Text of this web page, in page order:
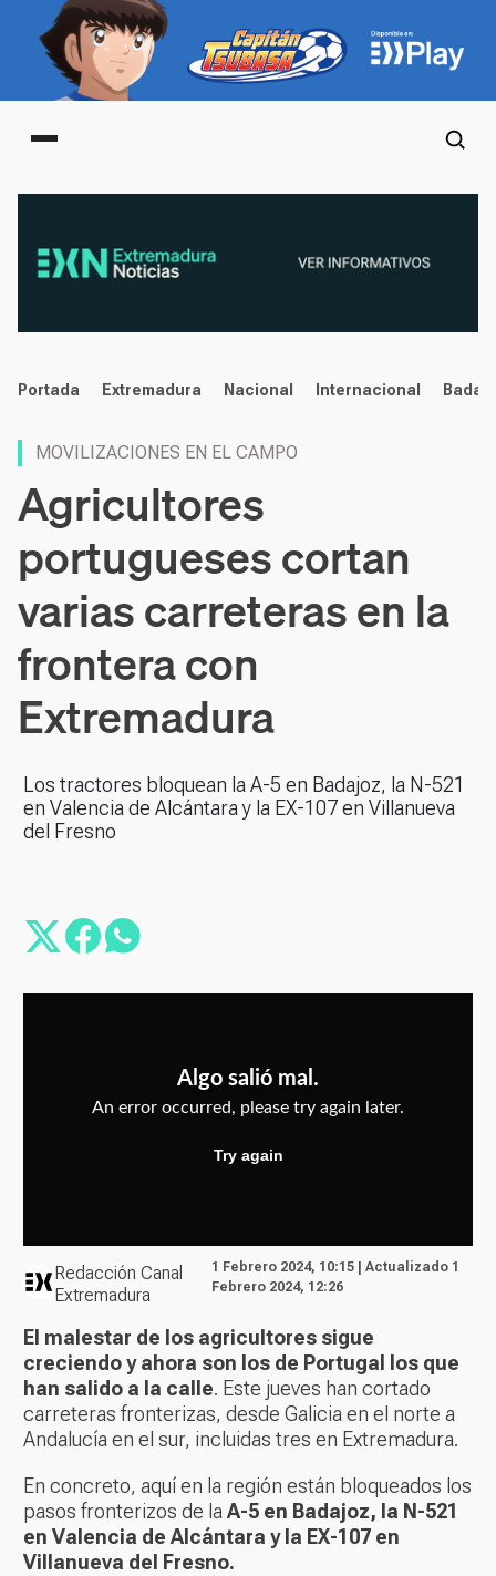
Main menu
noticias
Portada Extremadura Nacional Internacional
MOVILIZACIONES EN EL CAMPO
Agricultores
portugueses cortan
varias carreteras en la
frontera con
Extremadura
Los tractores bloquean la A-5 en Badajoz, la N-521
en Valencia de Alcántara y la EX-107 en Villanueva
del Fresno
Redacción Canal
Extremadura
1 Febrero 2024, 10:15 | Actualizado 1
Febrero 2024, 12:26
El malestar de los agricultores sigue
creciendo y ahora son los de Portugal los que
han salido a la calle. Este jueves han cortado
carreteras fronterizas, desde Galicia en el norte a
Andalucía en el sur, incluidas tres en Extremadura.
En concreto, aquí en la región están bloqueados los
pasos fronterizos de la A-5 en Badajoz, la N-521
en Valencia de Alcántara y la EX-107 en
Villanueva del Fresno.